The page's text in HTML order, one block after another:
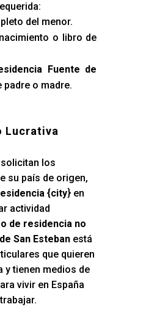
del menor.
o libro de
Fuente de
padre o madre.
Lucrativa
los
su país de origen,
{city} en
actividad
de residencia no
San Estebanestá
que quieren
y tienen medios de
vivir en España